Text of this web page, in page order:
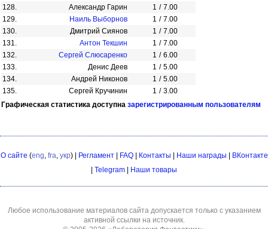
128.
Александр Гарин 1 / 7.00
129.
Наиль Выборнов 1 / 7.00
130.
Дмитрий Сиянов 1 / 7.00
131.
Антон Текшин 1 / 7.00
132.
Сергей Слюсаренко 1 / 6.00
133.
Денис Деев 1 / 5.00
134.
Андрей Никонов 1 / 5.00
135.
Сергей Кручинин 1 / 3.00
Графическая статистика доступна зарегистрированным пользователям
О сайте (eng, fra, укр) | Регламент| FAQ| Контакты Наши награды
ВКонтакте
Telegram Наши товары
Любое использование материалов сайта допускается только с указанием
активной ссылки на источник.